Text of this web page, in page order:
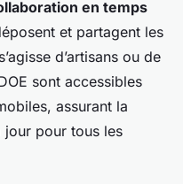
en temps
et partagent les
d’artisans ou de
sont accessibles
assurant la
pour tous les